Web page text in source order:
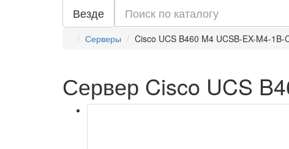
Везде
Серверы Cisco UCS B460 M4 UCSB-EX-M4-1B-
Сервер Cisco UCS